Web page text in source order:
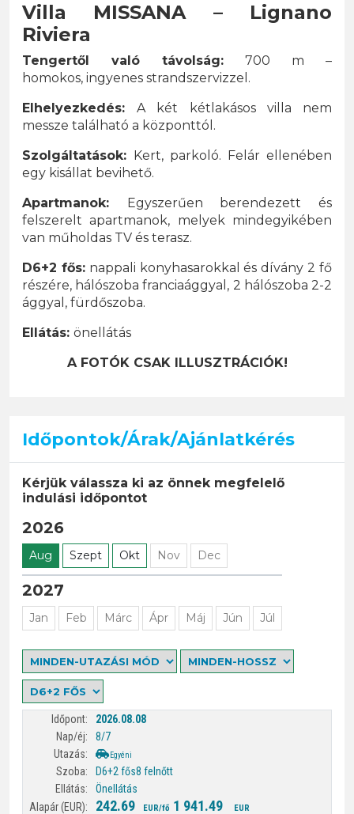
Villa MISSANA – Lignano
Riviera
Tengertől való távolság:700 m –
homokos, ingyenes strandszervizzel.
Elhelyezkedés:A két kétlakásos villa nem
messze található a központtól.
Szolgáltatások: Kert, parkoló. Felár ellenében
egy kisállat bevihető.​
Apartmanok: Egyszerűen berendezett és
felszerelt apartmanok, melyek mindegyikében
van műholdas TV és terasz.
D6+2 fős:nappali konyhasarokkal és dívány 2 fő
részére, hálószoba franciaággyal, 2 hálószoba 2-2
ággyal, fürdőszoba.
Ellátás: önellátás
A FOTÓK CSAK ILLUSZTRÁCIÓK!
Időpontok/Árak/Ajánlatkérés
Kérjük válassza ki az önnek megfelelő
indulási időpontot
2026
Aug Szept Okt Nov Dec
2027
Jan Feb Márc Ápr Máj Jún Júl
2026.08.08
8/7
Egyéni
D6+2 fős8 felnőtt
Önellátás
242.69 EUR/fő 1 941.49 EUR